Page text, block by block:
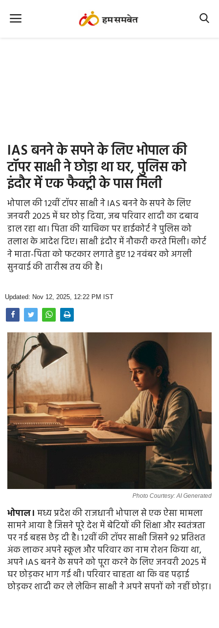
Office Office
Political Gossips
Farm & Food
Opinion
Health & Lifestyle
Photo Gallery
Home
IAS बनने के सपने के लिए भोपाल की
टॉपर साक्षी ने छोड़ा था घर, पुलिस को
इंदौर में एक फैक्ट्री के पास मिली
भोपाल की 12वीं टॉपर साक्षी ने IAS बनने के सपने के लिए
जनवरी 2025 में घर छोड़ दिया, जब परिवार शादी का दबाव
डाल रहा था। पिता की याचिका पर हाईकोर्ट ने पुलिस को
तलाश के आदेश दिए। साक्षी इंदौर में नौकरी करते मिली। कोर्ट
ने माता-पिता को फटकार लगाते हुए 12 नवंबर को अगली
सुनवाई की तारीख तय की है।
Updated: Nov 12, 2025, 12:22 PM IST
Photo Courtesy: AI Generated
भोपाल। मध्य प्रदेश की राजधानी भोपाल से एक ऐसा मामला
सामने आया है जिसने पूरे देश में बेटियों की शिक्षा और स्वतंत्रता
पर नई बहस छेड़ दी है। 12वीं की टॉपर साक्षी जिसने 92 प्रतिशत
अंक लाकर अपने स्कूल और परिवार का नाम रोशन किया था,
अपने IAS बनने के सपने को पूरा करने के लिए जनवरी 2025 में
घर छोड़कर भाग गई थी। परिवार चाहता था कि वह पढ़ाई
छोड़कर शादी कर ले लेकिन साक्षी ने अपने सपनों को नहीं छोड़ा।